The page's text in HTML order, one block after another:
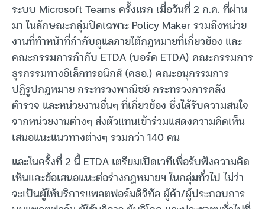
ระบบ Microsoft Teams ครั้งแรก เมื่อวันที่ 2 ก.ค. ที่ผ่าน
มา ในลักษณะกลุ่มปิดเฉพาะ Policy Maker รวมถึงหน่วย
งานที่ทำหน้าที่กำกับดูแลภายใต้กฎหมายที่เกี่ยวข้อง และ
คณะกรรมการกำกับ ETDA (บอร์ด ETDA) คณะกรรมการ
ธุรกรรมทางอิเล็กทรอนิกส์ (คธอ.) คณะอนุกรรมการ
ปฏิรูปกฎหมาย กระทรวงพาณิชย์ กระทรวงการคลัง
ตำรวจ และหน่วยงานอื่นๆ ที่เกี่ยวข้อง ซึ่งได้รับความสนใจ
จากหน่วยงานต่างๆ ส่งตัวแทนเข้าร่วมแสดงความคิดเห็น
เสนอแนะแนวทางต่างๆ รวมกว่า 140 คน
และในครั้งที่ 2 นี้ ETDA เตรียมเปิดเวทีเพื่อรับฟังความคิด
เห็นและข้อเสนอแนะต่อร่างกฎหมายฯ ในกลุ่มทั่วไป ไม่ว่า
จะเป็นผู้ให้บริการแพลตฟอร์มดิจิทัล ผู้ค้า/ผู้ประกอบการ